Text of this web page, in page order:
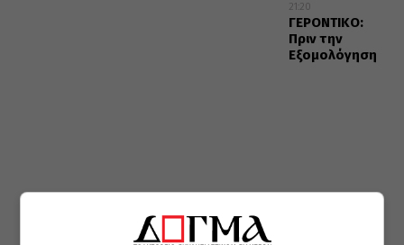
21:20
ΓΕΡΟΝΤΙΚΟ:
Πριν την
Εξομολόγηση